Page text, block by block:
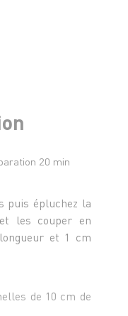
20 min
puis épluchez la
les couper en
et 1 cm
de 10 cm de